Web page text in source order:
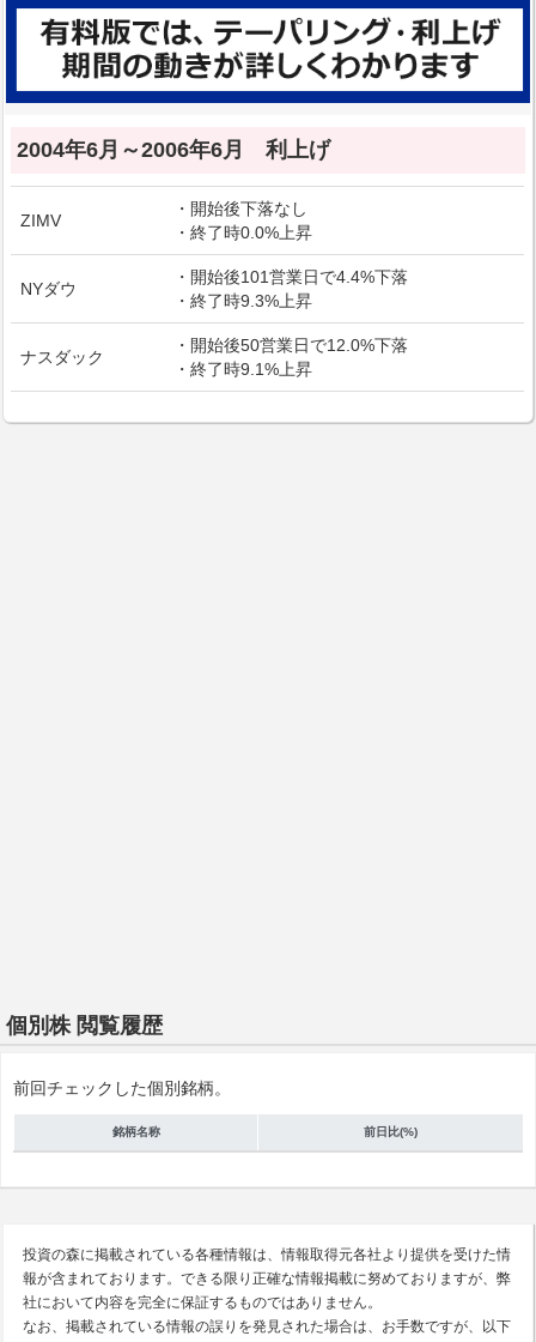
2004年6月～2006年6月 利上げ
ZIMV
・開始後下落なし
・終了時0.0%上昇
NYダウ
・開始後101営業日で4.4%下落
・終了時9.3%上昇
ナスダック
・開始後50営業日で12.0%下落
・終了時9.1%上昇
個別株 閲覧履歴
前回チェックした個別銘柄。
銘柄名称 前日比(%)
投資の森に掲載されている各種情報は、情報取得元各社より提供を受けた情
報が含まれております。できる限り正確な情報掲載に努めておりますが、弊
社において内容を完全に保証するものではありません。
なお、掲載されている情報の誤りを発見された場合は、お手数ですが、以下